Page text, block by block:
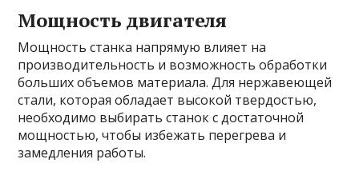
Мощность двигателя
Мощность станка напрямую влияет на
производительность и возможность обработки
больших объемов материала. Для нержавеющей
стали, которая обладает высокой твердостью,
необходимо выбирать станок с достаточной
мощностью, чтобы избежать перегрева и
замедления работы.